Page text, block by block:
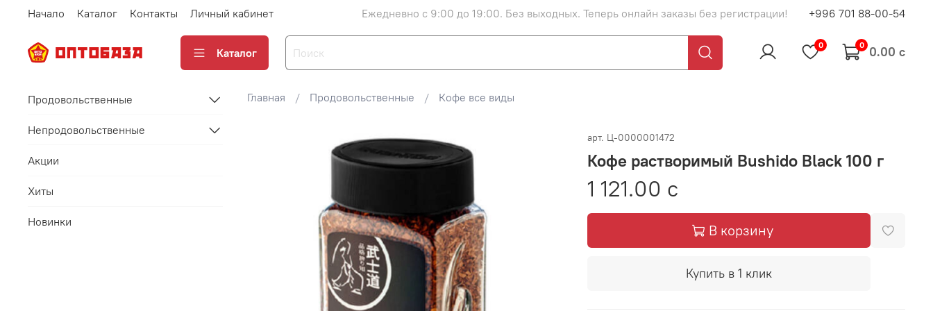
Начало Каталог Контакты Личный кабинет Ежедневно с 9:00 до 19:00. Без выходных. Теперь онлайн заказы без регистрации! +996 701 88-00-54
Каталог
0 0 0.00 с
Главная Продовольственные Кофе все виды
арт. Ц-0000001472
Кофе растворимый Bushido Black 100 г
1 121.00 с
В корзину
Купить в 1 клик
Продовольственные
Непродовольственные
Акции
Хиты
Новинки